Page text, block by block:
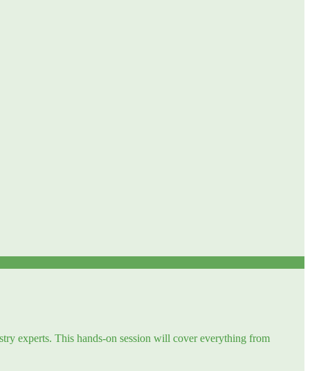
experts. This hands-on session will cover everything from